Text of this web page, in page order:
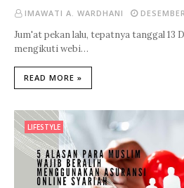
IMAWATI A. WARDHANI
Jum'at pekan lalu, tepatnya tanggal 13
mengikuti webi…
READ MORE »
LIFESTYLE